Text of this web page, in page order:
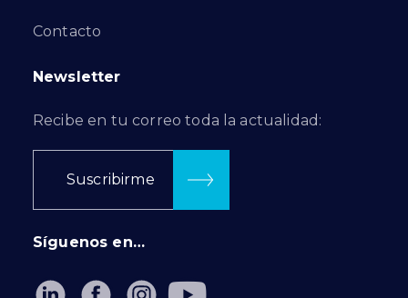
Contacto
Newsletter
Recibe en tu correo toda la actualidad:
Suscribirme
Síguenos en…